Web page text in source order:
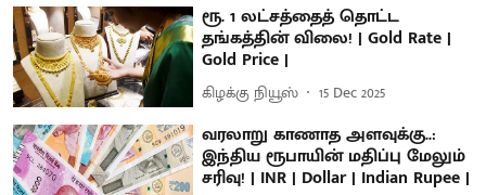
ரூ. 1 லட்சத்தைத் தொட்ட
தங்கத்தின் விலை! | Gold Rate |
Gold Price |
கிழக்கு நியூஸ் 15 Dec 2025
வரலாறு காணாத அளவுக்கு..:
இந்திய ரூபாயின் மதிப்பு மேலும்
சரிவு! | INR | Dollar | Indian Rupee |